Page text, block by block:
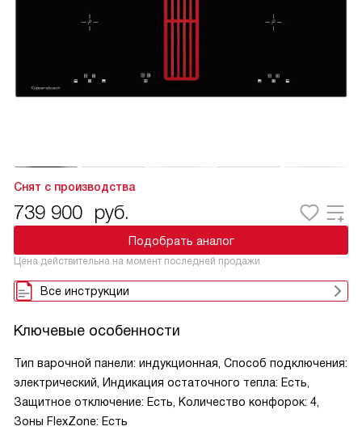
Снят с производства
739 900 руб.
Подобрать аналог
Цена действительна на момент последней продажи
Все инструкции
Ключевые особенности
Тип варочной панели: индукционная, Способ подключения:
электрический, Индикация остаточного тепла: Есть,
Защитное отключение: Есть, Количество конфорок: 4,
Зоны FlexZone: Есть